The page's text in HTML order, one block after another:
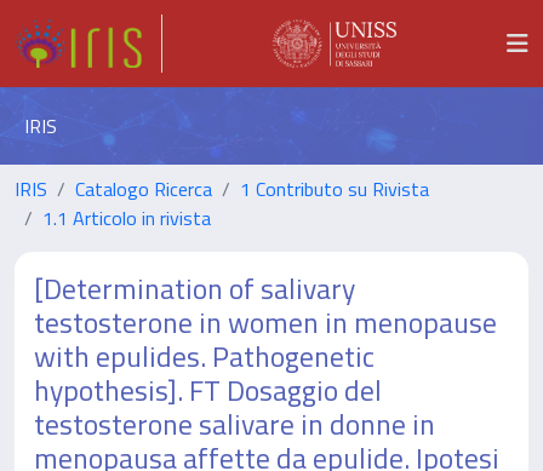
IRIS
IRIS Catalogo Ricerca
1 Contributo su Rivista
1.1 Articolo in rivista
[Determination of salivary
testosterone in women in menopause
with epulides. Pathogenetic
hypothesis]. FT Dosaggio del
testosterone salivare in donne in
menopausa affette da epulide. Ipotesi